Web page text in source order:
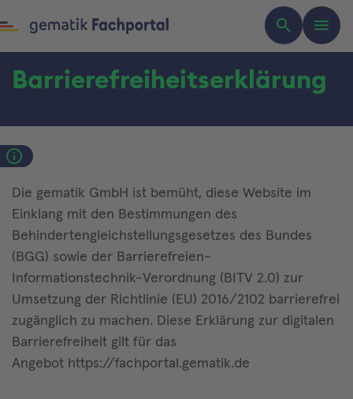
Barrierefreiheitserklärung
Die gematik GmbH ist bemüht, diese Website im
Einklang mit den Bestimmungen des
Behindertengleichstellungsgesetzes des Bundes
(BGG) sowie der Barrierefreien-
Informationstechnik-Verordnung (BITV 2.0) zur
Umsetzung der Richtlinie (EU) 2016/2102 barrierefrei
zugänglich zu machen. Diese Erklärung zur digitalen
Barrierefreiheit gilt für das
Angebot https://fachportal.gematik.de